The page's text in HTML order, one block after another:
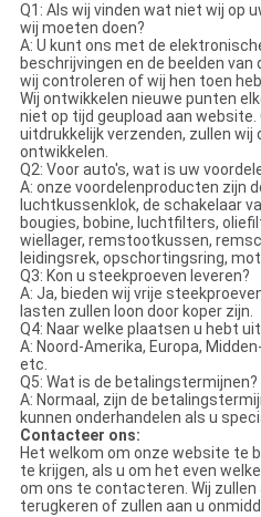
Q1: Als wij vinden wat niet wij op
wij moeten doen?
A: U kunt ons met de
beschrijvingen en de beelden
wij controleren of wij hen toen
Wij ontwikkelen nieuwe punten
niet op tijd geupload aan
uitdrukkelijk verzenden, zullen wij
ontwikkelen.
Q2: Voor auto's, wat is uw
A: onze voordelenproducten zijn
luchtkussenklok, de schakelaar
bougies, bobine, luchtfilters,
wiellager, remstootkussen,
leidingsrek, opschortingsring,
Q3: Kon u steekproeven leveren?
A: Ja, bieden wij vrije
lasten zullen loon door koper zijn.
Q4: Naar welke plaatsen u hebt
A: Noord-Amerika, Europa,
etc.
Q5: Wat is de betalingstermijnen?
A: Normaal, zijn de
kunnen onderhandelen als u
Contacteer ons:
Het welkom om onze website te
te krijgen, als u om het even
om ons te contacteren. Wij zullen
terugkeren of zullen aan u